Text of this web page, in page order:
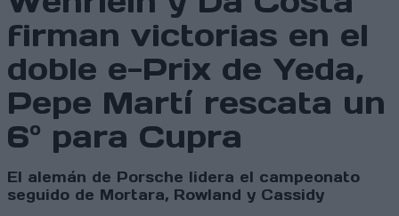
firman victorias en el
doble e-Prix de Yeda,
Pepe Martí rescata un
6º para Cupra
El alemán de Porsche lidera el campeonato
seguido de Mortara, Rowland y Cassidy